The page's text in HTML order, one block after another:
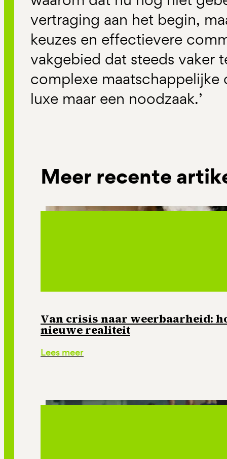
vertraging aan het begin,
keuzes en effectievere
vakgebied dat steeds vaker
complexe maatschappelijke
luxe maar een noodzaak.’
Meer recente
Van crisis naar weerbaarheid:
nieuwe realiteit
Lees meer